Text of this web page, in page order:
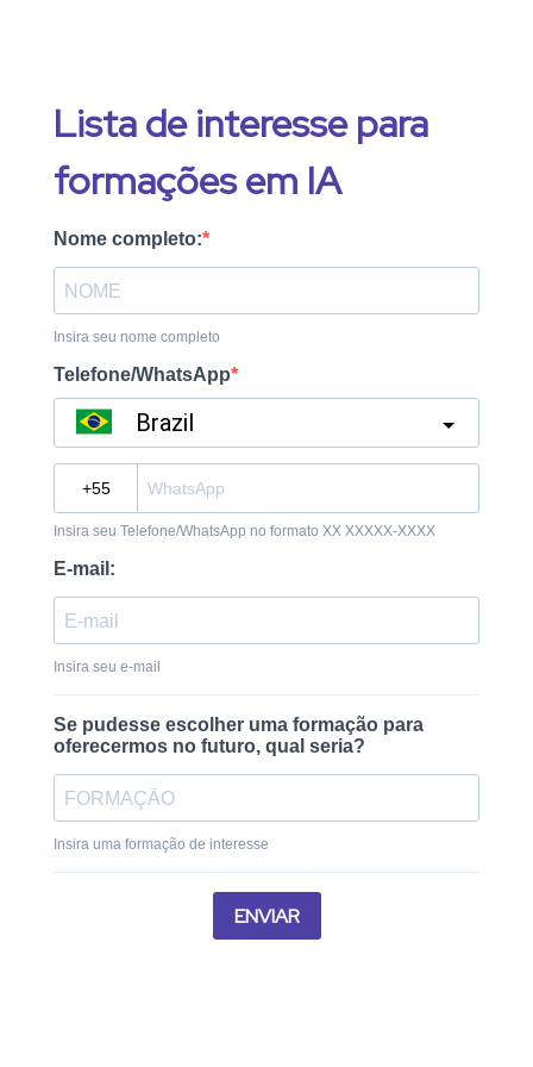
Lista de interesse para
formações em IA
Nome completo:
Insira seu nome completo
Telefone/WhatsApp
Brazil
Insira seu Telefone/WhatsApp no formato XX XXXXX-XXXX
E-mail:
Insira seu e-mail
Se pudesse escolher uma formação para
oferecermos no futuro, qual seria?
Insira uma formação de interesse
ENVIAR